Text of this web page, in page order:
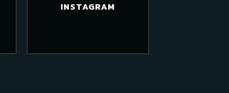
INSTAGRAM